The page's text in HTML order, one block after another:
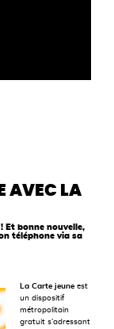
AVEC LA
Et bonne nouvelle,
téléphone via sa
La Carte jeune est
un dispositif
métropolitain
gratuit s’adressant